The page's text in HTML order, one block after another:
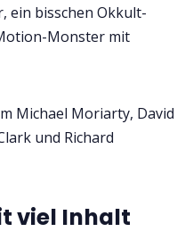
ein bisschen Okkult-
Monster mit
Michael Moriarty, David
und Richard
viel Inhalt